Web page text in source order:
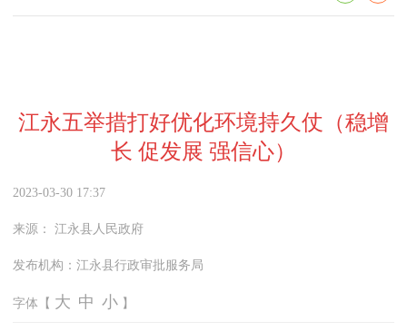
江永五举措打好优化环境持久仗（稳增
长 促发展 强信心）
2023-03-30 17:37
来源： 江永县人民政府
发布机构： 江永县行政审批服务局
字体【 大 中 小 】